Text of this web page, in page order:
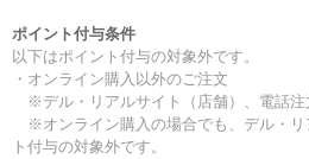
ポイント付与条件
以下はポイント付与の対象外です。
・オンライン購入以外のご注文
※デル・リアルサイト（店舗）、電話注
※オンライン購入の場合でも、デル・リ
ト付与の対象外です。